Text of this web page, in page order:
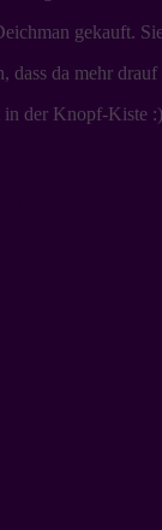
gekauft.
dass da mehr
in der Knopf-Kiste :)